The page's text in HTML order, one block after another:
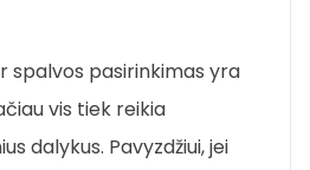
spalvos pasirinkimas yra
vis tiek reikia
dalykus. Pavyzdžiui, jei